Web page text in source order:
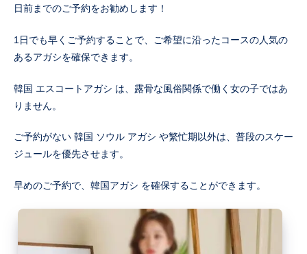
日前までのご予約をお勧めします！
1日でも早くご予約することで、ご希望に沿ったコースの人気の
あるアガシを確保できます。
韓国 エスコートアガシ は、露骨な風俗関係で働く女の子ではあ
りません。
ご予約がない 韓国 ソウル アガシ や繁忙期以外は、普段のスケー
ジュールを優先させます。
早めのご予約で、韓国アガシ を確保することができます。